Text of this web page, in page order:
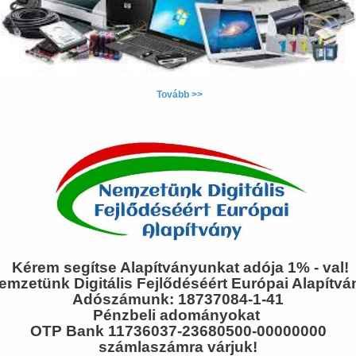
Tovább >>
Kérem segítse Alapítványunkat adója 1% - val!
Digitális Fejlődéséért Európai
Adószámunk: 18737084-1-41
Pénzbeli adományokat
OTP Bank 11736037-23680500-00000000
számlaszámra várjuk!